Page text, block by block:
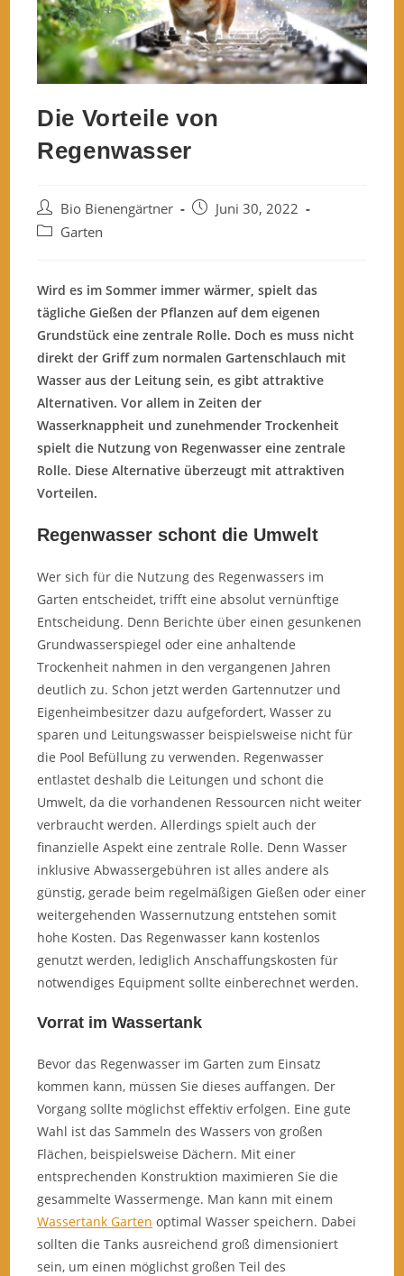
Die Vorteile von
Regenwasser
Beitrags-
Autor:
Bio Bienengärtner
BeitragJuni 30, 2022
Beitrags-
Garten
Wird es im Sommer immer wärmer, spielt das
tägliche Gießen der Pflanzen auf dem eigenen
Grundstück eine zentrale Rolle. Doch es muss nicht
direkt der Griff zum normalen Gartenschlauch mit
Wasser aus der Leitung sein, es gibt attraktive
Alternativen. Vor allem in Zeiten der
Wasserknappheit und zunehmender Trockenheit
spielt die Nutzung von Regenwasser eine zentrale
Rolle. Diese Alternative überzeugt mit attraktiven
Vorteilen.
Regenwasser schont die Umwelt
Wer sich für die Nutzung des Regenwassers im
Garten entscheidet, trifft eine absolut vernünftige
Entscheidung. Denn Berichte über einen gesunkenen
Grundwasserspiegel oder eine anhaltende
Trockenheit nahmen in den vergangenen Jahren
deutlich zu. Schon jetzt werden Gartennutzer und
Eigenheimbesitzer dazu aufgefordert, Wasser zu
sparen und Leitungswasser beispielsweise nicht für
die Pool Befüllung zu verwenden. Regenwasser
entlastet deshalb die Leitungen und schont die
Umwelt, da die vorhandenen Ressourcen nicht weiter
verbraucht werden. Allerdings spielt auch der
finanzielle Aspekt eine zentrale Rolle. Denn Wasser
inklusive Abwassergebühren ist alles andere als
günstig, gerade beim regelmäßigen Gießen oder einer
weitergehenden Wassernutzung entstehen somit
hohe Kosten. Das Regenwasser kann kostenlos
genutzt werden, lediglich Anschaffungskosten für
notwendiges Equipment sollte einberechnet werden.
Vorrat im Wassertank
Bevor das Regenwasser im Garten zum Einsatz
kommen kann, müssen Sie dieses auffangen. Der
Vorgang sollte möglichst effektiv erfolgen. Eine gute
Wahl ist das Sammeln des Wassers von großen
Flächen, beispielsweise Dächern. Mit einer
entsprechenden Konstruktion maximieren Sie die
gesammelte Wassermenge. Man kann mit einem
Wassertank Garten optimal Wasser speichern. Dabei
sollten die Tanks ausreichend groß dimensioniert
sein, um einen möglichst großen Teil des